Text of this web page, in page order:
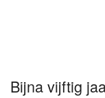
Bijna vijftig